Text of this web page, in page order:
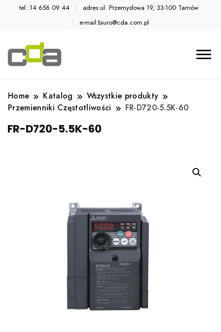
tel.:14 656 09 44
adres:ul. Przemysłowa 19, 33-100 Tarnów
e-mail:biuro@cda.com.pl
Home Katalog
Wszystkie produkty
Przemienniki Częstotliwości
FR-D720-5.5K-60
FR-D720-5.5K-60